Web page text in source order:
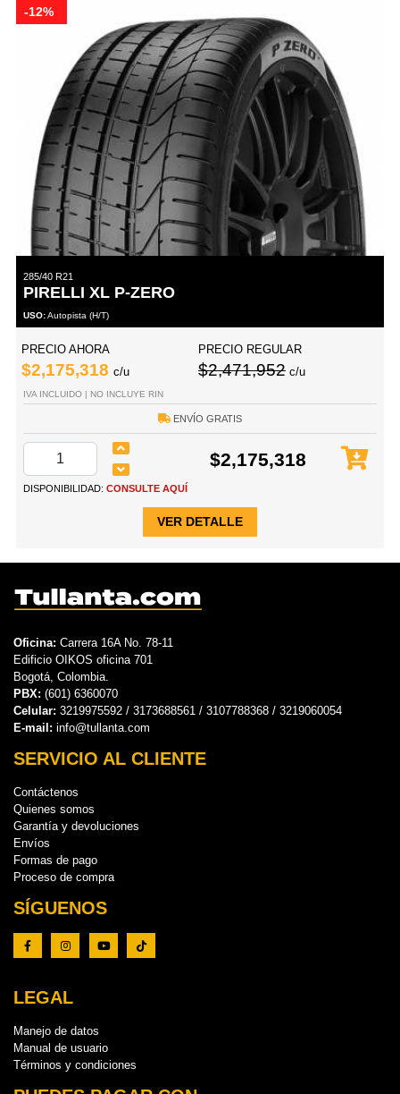
-12%
285/40 R21
PIRELLI XL P-ZERO
USO:Autopista (H/T)
PRECIO AHORA
$2,175,318 c/u
PRECIO REGULAR
$2,471,952 c/u
IVA INCLUIDO | NO INCLUYE RIN
ENVÍO GRATIS
$2,175,318
DISPONIBILIDAD: CONSULTE AQUÍ
VER DETALLE
Oficina: Carrera 16A No. 78-11
Edificio OIKOS oficina 701
Bogotá, Colombia.
PBX: (601) 6360070
Celular: 3219975592 / 3173688561 / 3107788368 / 3219060054
E-mail: info@tullanta.com
SERVICIO AL CLIENTE
Contáctenos
Quienes somos
Garantía y devoluciones
Envíos
Formas de pago
Proceso de compra
SÍGUENOS
LEGAL
Manejo de datos
Manual de usuario
Términos y condiciones